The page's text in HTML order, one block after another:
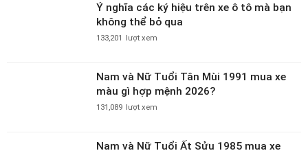
Ý nghĩa các ký hiệu trên xe ô tô mà bạn
không thể bỏ qua
133,201 lượt xem
Nam và Nữ Tuổi Tân Mùi 1991 mua xe
màu gì hợp mệnh 2026?
131,089 lượt xem
Nam và Nữ Tuổi Ất Sửu 1985 mua xe